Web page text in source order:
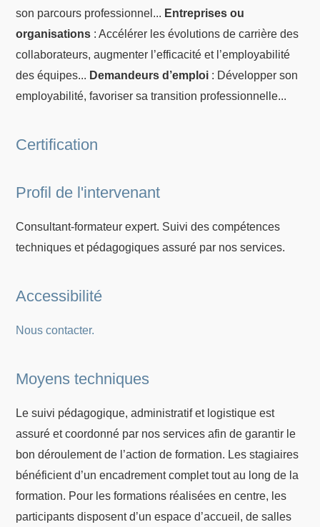
son parcours professionnel... Entreprises ou
organisations : Accélérer les évolutions de carrière des
collaborateurs, augmenter l’efficacité et l’employabilité
des équipes... Demandeurs d’emploi : Développer son
employabilité, favoriser sa transition professionnelle...
Certification
Profil de l'intervenant
Consultant-formateur expert. Suivi des compétences
techniques et pédagogiques assuré par nos services.
Accessibilité
Nous contacter.
Moyens techniques
Le suivi pédagogique, administratif et logistique est
assuré et coordonné par nos services afin de garantir le
bon déroulement de l’action de formation. Les stagiaires
bénéficient d’un encadrement complet tout au long de la
formation. Pour les formations réalisées en centre, les
participants disposent d’un espace d’accueil, de salles